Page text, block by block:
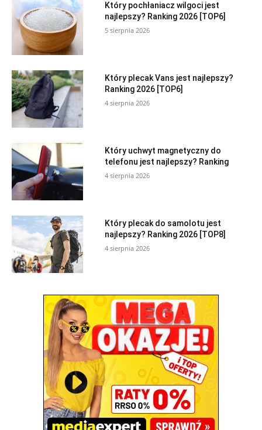
Który pochłaniacz wilgoci jest
najlepszy? Ranking 2026 [TOP6]
5 sierpnia 2026
Który plecak Vans jest najlepszy?
Ranking 2026 [TOP6]
4 sierpnia 2026
Który uchwyt magnetyczny do
telefonu jest najlepszy? Ranking
4 sierpnia 2026
Który plecak do samolotu jest
najlepszy? Ranking 2026 [TOP8]
4 sierpnia 2026